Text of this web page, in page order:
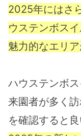
2025年にはさ
ウステンボス
魅力的なエリア
ハウステンボス
来園者が多く
を確認すると良